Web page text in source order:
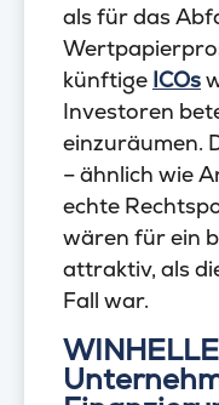
als für das
künftige ICOs
Investoren
einzuräumen.
– ähnlich wie
echte
wären für ein
attraktiv, als
Fall war.